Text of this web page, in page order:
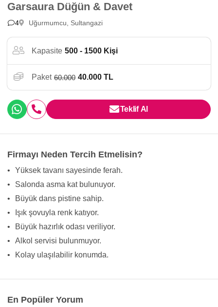
Garsaura Düğün & Davet
4 Uğurmumcu, Sultangazi
Kapasite 500 - 1500 Kişi
Paket 60.000 40.000 TL
Teklif Al
Firmayı Neden Tercih Etmelisin?
•
Yüksek tavanı sayesinde ferah.
•
Salonda asma kat bulunuyor.
•
Büyük dans pistine sahip.
•
Işık şovuyla renk katıyor.
•
Büyük hazırlık odası veriliyor.
•
Alkol servisi bulunmuyor.
•
Kolay ulaşılabilir konumda.
En Popüler Yorum